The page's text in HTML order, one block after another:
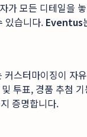
가 모든 디테일을
있습니다. Eventus
스터마이징이
투표, 경품 추첨
증명합니다.